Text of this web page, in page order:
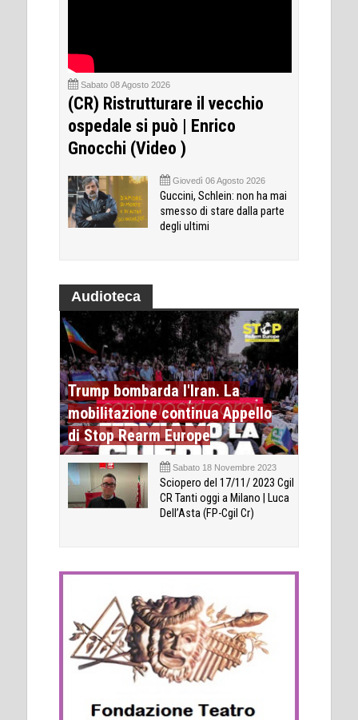
Sabato 08 Agosto 2026
(CR) Ristrutturare il vecchio
ospedale si può | Enrico
Gnocchi (Video )
Giovedì 06 Agosto 2026
Guccini, Schlein: non ha mai
smesso di stare dalla parte
degli ultimi
Audioteca
Trump bombarda l'Iran. La
mobilitazione continua Appello
di Stop Rearm Europe
Sabato 18 Novembre 2023
Sciopero del 17/11/ 2023 Cgil
CR Tanti oggi a Milano | Luca
Dell’Asta (FP-Cgil Cr)